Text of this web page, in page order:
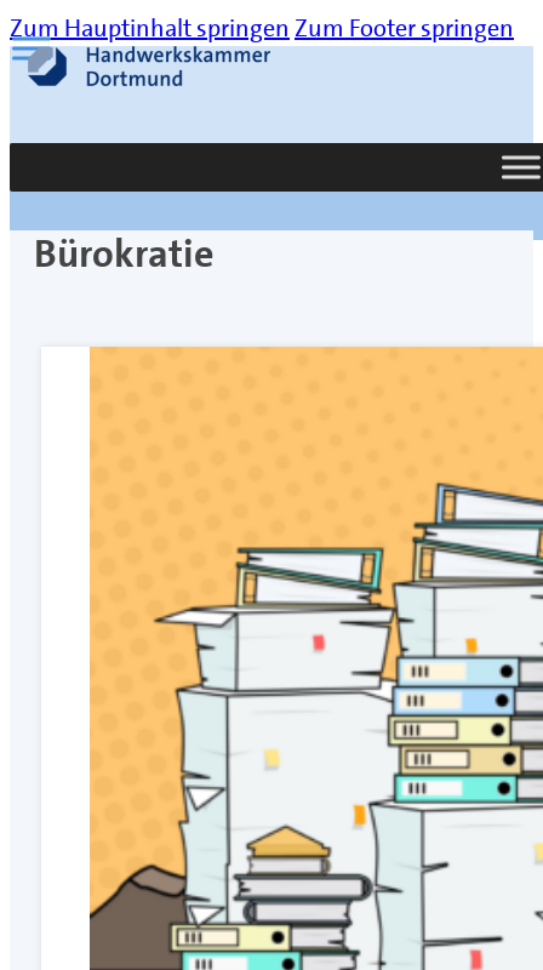
Zum Hauptinhalt springen Zum Footer springen
Suche
Bürokratie